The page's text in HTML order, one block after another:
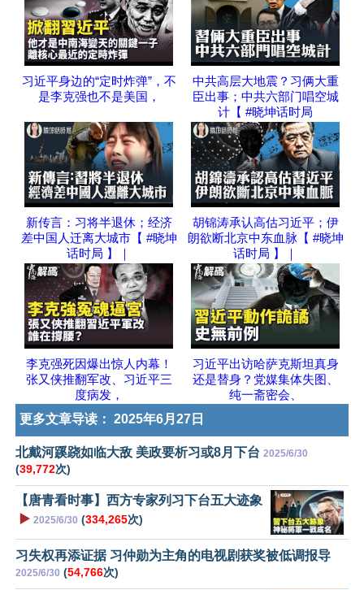
习近平身边的“定时炸弹”，不
是李克强也不是美国，
中共高层大地震？习俩大重
臣出事；中共六部门唱空城
计【 #晓坤话时局
新传言：习将半退休；经济
差中国人迁离大城市【 #晓坤
话时局 】｜
胡锦涛承认高估习近平；伊
朗欲断北京中东血脉【 #晓坤
话时局 】｜
李克强死因爆出惊人内幕！
张又侠推翻军改、习近平三
度病发，
习近平出访哈萨克斯坦真身
还是替身？党媒集体失图、
纯一斋密会、
更多文章导读： 2025年6月27日
北戴河蹊跷如临大敌 美政要析习或8月下台 2025/6/30
(39,772次)
【唐青看时事】西方专家列习下台五大迹象
▶️ 2025/6/30 (334,265次)
习失权再添证据 习仲勋为主角的电视剧获奖被低调报导
2025/6/30 (54,766次)